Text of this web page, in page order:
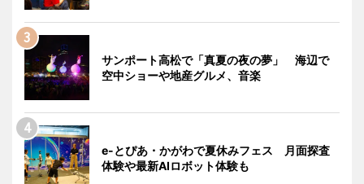
サンポート高松で「真夏の夜の夢」 海辺で
空中ショーや地産グルメ、音楽
e-とぴあ・かがわで夏休みフェス 月面探査
体験や最新AIロボット体験も